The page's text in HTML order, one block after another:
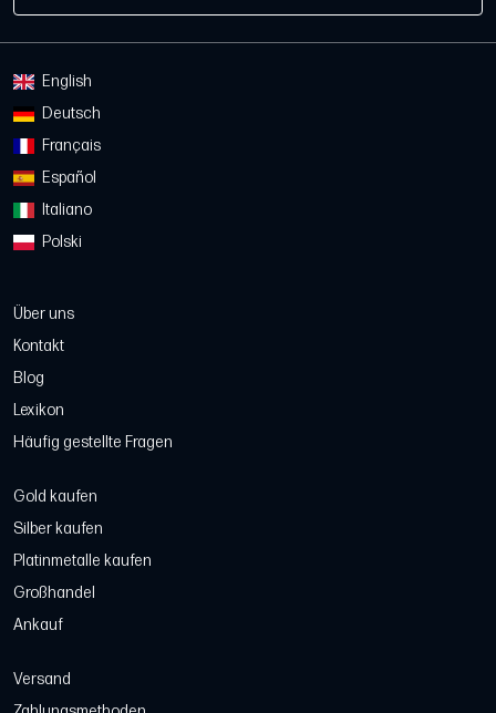
English
Deutsch
Français
Español
Italiano
Polski
Über uns
Kontakt
Blog
Lexikon
Häufig gestellte Fragen
Gold kaufen
Silber kaufen
Platinmetalle kaufen
Großhandel
Ankauf
Versand